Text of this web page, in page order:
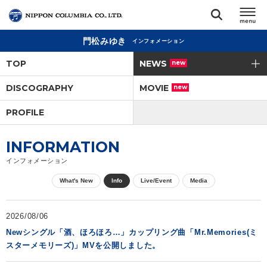
閉じる
アーティスト
ジャンル
門松みゆき インフォメーション
TOP NEWS new
DISCOGRAPHY MOVIE new
PROFILE
INFORMATION
インフォメーション
What's New Info Live/Event Media
2026/08/06
Newシングル「酒、ほろほろ…」カップリング曲「Mr.Memories(ミ
スターメモリーズ)」MVを公開しました。